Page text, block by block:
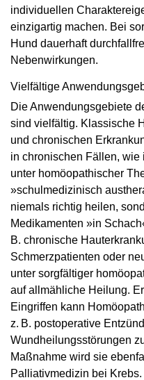
individuellen
einzigartig machen. Bei
Hund dauerhaft
Nebenwirkungen.
Vielfältige
Die Anwendungsgebiete
sind vielfältig. Klassische
und chronischen
in chronischen Fällen,
unter homöopathischer
»schulmedizinisch
niemals richtig heilen,
Medikamenten »in
B. chronische
Schmerzpatienten oder
unter sorgfältiger
auf allmähliche Heilung.
Eingriffen kann
z. B. postoperative
Wundheilungsstörungen
Maßnahme wird sie
Palliativmedizin bei Krebs.